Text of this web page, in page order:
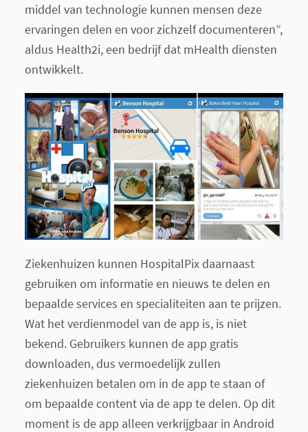
middel van technologie kunnen mensen deze
ervaringen delen en voor zichzelf documenteren”,
aldus Health2i, een bedrijf dat mHealth diensten
ontwikkelt.
Ziekenhuizen kunnen HospitalPix daarnaast
gebruiken om informatie en nieuws te delen en
bepaalde services en specialiteiten aan te prijzen.
Wat het verdienmodel van de app is, is niet
bekend. Gebruikers kunnen de app gratis
downloaden, dus vermoedelijk zullen
ziekenhuizen betalen om in de app te staan of
om bepaalde content via de app te delen. Op dit
moment is de app alleen verkrijgbaar in Android